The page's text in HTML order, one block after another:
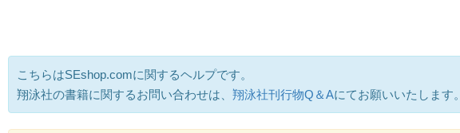
こちらはSEshop.comに関するヘルプです。
翔泳社の書籍に関するお問い合わせは、 翔泳社刊行物Q＆Aにてお願いいたします。